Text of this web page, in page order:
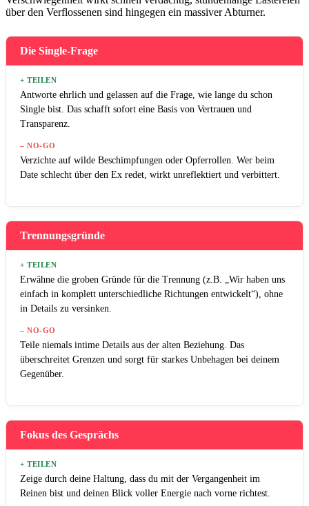
über den Verflossenen sind hingegen ein massiver Abturner.
Die Single-Frage
+ TEILEN
Antworte ehrlich und gelassen auf die Frage, wie lange du schon
Single bist. Das schafft sofort eine Basis von Vertrauen und
Transparenz.
– NO-GO
Verzichte auf wilde Beschimpfungen oder Opferrollen. Wer beim
Date schlecht über den Ex redet, wirkt unreflektiert und verbittert.
Trennungsgründe
+ TEILEN
Erwähne die groben Gründe für die Trennung (z.B. „Wir haben uns
einfach in komplett unterschiedliche Richtungen entwickelt“), ohne
in Details zu versinken.
– NO-GO
Teile niemals intime Details aus der alten Beziehung. Das
überschreitet Grenzen und sorgt für starkes Unbehagen bei deinem
Gegenüber.
Fokus des Gesprächs
+ TEILEN
Zeige durch deine Haltung, dass du mit der Vergangenheit im
Reinen bist und deinen Blick voller Energie nach vorne richtest.